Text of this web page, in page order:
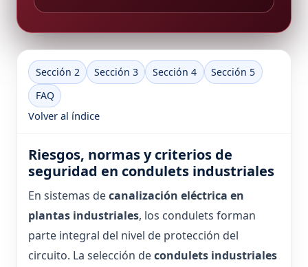
Sección 2 Sección 3 Sección 4
Sección 5
FAQ
Volver al índice
Riesgos, normas y criterios de
seguridad en condulets industriales
En sistemas decanalización eléctrica en
plantas industriales, los condulets forman
parte integral del nivel de protección del
circuito. La selección decondulets industriales